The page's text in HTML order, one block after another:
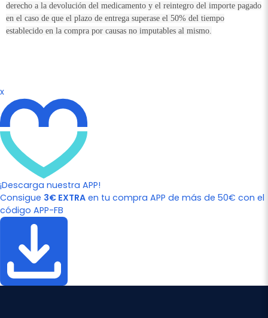
derecho a la devolución del medicamento y el reintegro del importe pagado
en el caso de que el plazo de entrega superase el 50% del tiempo
establecido en la compra por causas no imputables al mismo.
x
¡Descarga nuestra APP!
Consigue 3€ EXTRA en tu compra APP de más de 50€ con el
código APP-FB